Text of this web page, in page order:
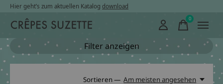
Hier geht’s zum aktuellen Katalog download
0items
Filter anzeigen
Sortieren — Am meisten angesehen